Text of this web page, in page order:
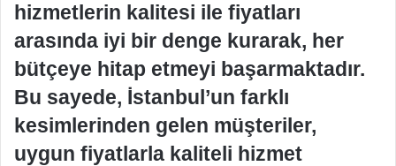
hizmetlerin kalitesi ile fiyatları
arasında iyi bir denge kurarak, her
bütçeye hitap etmeyi başarmaktadır.
Bu sayede, İstanbul’un farklı
kesimlerinden gelen müşteriler,
uygun fiyatlarla kaliteli hizmet